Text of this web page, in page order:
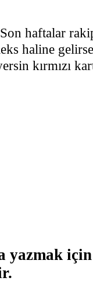
haftalar
haline
kırmızı
yazmak